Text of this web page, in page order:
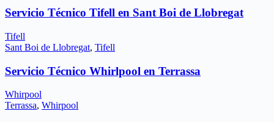
Servicio Técnico Tifell en Sant Boi de Llobregat
Tifell
Sant Boi de Llobregat, Tifell
Servicio Técnico Whirlpool en Terrassa
Whirpool
Terrassa, Whirpool